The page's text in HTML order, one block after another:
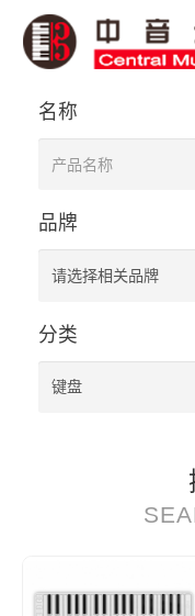
名称
品牌
分类